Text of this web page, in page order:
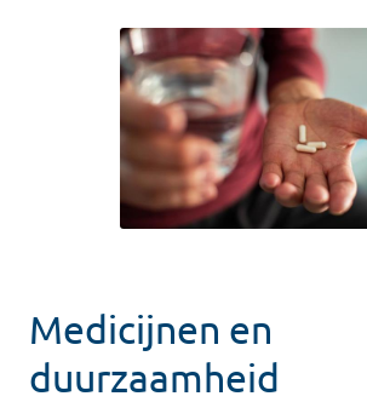
Medicijnen en
duurzaamheid